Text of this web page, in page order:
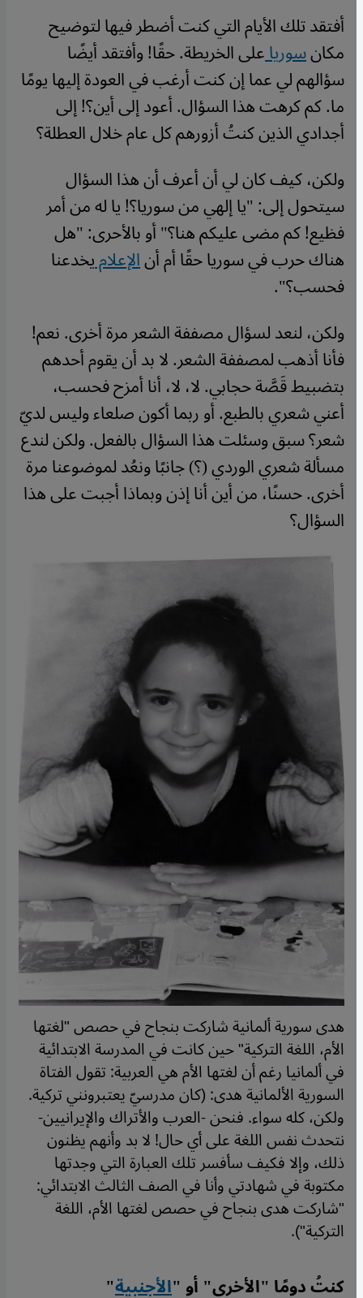
أفتقد تلك الأيام التي كنت أضطر فيها لتوضيح
مكانسورياعلى الخريطة. حقًا! وأفتقد أيضًا
سؤالهم لي عما إن كنت أرغب في العودة إليها يومًا
ما. كم كرهت هذا السؤال. أعود إلى أين؟! إلى
أجدادي الذين كنتُ أزورهم كل عام خلال العطلة؟
ولكن، كيف كان لي أن أعرف أن هذا السؤال
سيتحول إلى: "يا إلهي من سوريا؟! يا له من أمر
فظيع! كم مضى عليكم هنا؟" أو بالأحرى: "هل
هناك حرب في سوريا حقًا أم أنالإعلاميخدعنا
فحسب؟".
ولكن، لنعد لسؤال مصففة الشعر مرة أخرى. نعم!
فأنا أذهب لمصففة الشعر. لا بد أن يقوم أحدهم
بتضبيط قَصَّة حجابي. لا، لا، أنا أمزح فحسب،
أعني شعري بالطبع. أو ربما أكون صلعاء وليس لديّ
شعر؟ سبق وسئلت هذا السؤال بالفعل. ولكن لندع
مسألة شعري الوردي (؟) جانبًا ونعُد لموضوعنا مرة
أخرى. حسنًا، من أين أنا إذن وبماذا أجبت على هذا
السؤال؟
هدى سورية ألمانية شاركت بنجاح في حصص "لغتها
الأم، اللغة التركية" حين كانت في المدرسة الابتدائية
في ألمانيا رغم أن لغتها الأم هي العربية: تقول الفتاة
السورية الألمانية هدى: (كان مدرسيّ يعتبرونني تركية.
ولكن، كله سواء. فنحن -العرب والأتراك والإيرانيين-
نتحدث نفس اللغة على أي حال! لا بد وأنهم يظنون
ذلك، وإلا فكيف سأفسر تلك العبارة التي وجدتها
مكتوبة في شهادتي وأنا في الصف الثالث الابتدائي:
"شاركت هدى بنجاح في حصص لغتها الأم، اللغة
التركية").
كنتُ دومًا "الأخرى" أو "الأجنبية"